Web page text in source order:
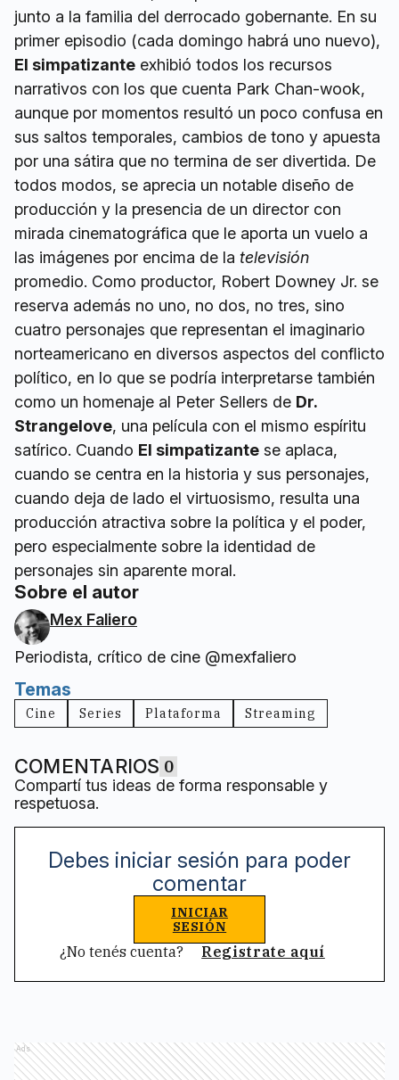
junto a la familia del derrocado gobernante. En su
primer episodio (cada domingo habrá uno nuevo),
El simpatizante exhibió todos los recursos
narrativos con los que cuenta Park Chan-wook,
aunque por momentos resultó un poco confusa en
sus saltos temporales, cambios de tono y apuesta
por una sátira que no termina de ser divertida. De
todos modos, se aprecia un notable diseño de
producción y la presencia de un director con
mirada cinematográfica que le aporta un vuelo a
las imágenes por encima de la televisión
promedio. Como productor, Robert Downey Jr. se
reserva además no uno, no dos, no tres, sino
cuatro personajes que representan el imaginario
norteamericano en diversos aspectos del conflicto
político, en lo que se podría interpretarse también
como un homenaje al Peter Sellers de Dr.
Strangelove, una película con el mismo espíritu
satírico. Cuando El simpatizante se aplaca,
cuando se centra en la historia y sus personajes,
cuando deja de lado el virtuosismo, resulta una
producción atractiva sobre la política y el poder,
pero especialmente sobre la identidad de
personajes sin aparente moral.
Sobre el autor
Mex Faliero
Periodista, crítico de cine @mexfaliero
Temas
Cine Series Plataforma Streaming
COMENTARIOS 0
Compartí tus ideas de forma responsable y
respetuosa.
Debes iniciar sesión para poder
comentar
INICIAR
SESIÓN
¿No tenés cuenta? Registrate aquí
Ads